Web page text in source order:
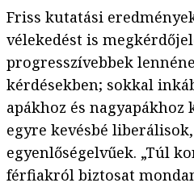
Friss kutatási
vélekedést is
progresszívebbek
kérdésekben; sokkal
apákhoz és
egyre kevésbé
egyenlőségelvűek. „Túl
férfiakról biztosat